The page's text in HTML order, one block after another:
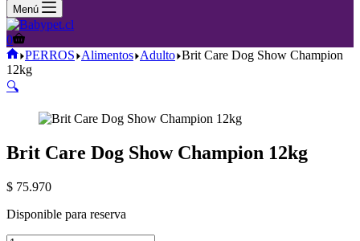
Menú
Carro
de
compra
0
Inicio
PERROS Alimentos Adulto Brit Care Dog Show Champion
12kg
🔍
Brit Care Dog Show Champion 12kg
$ 75.970
Disponible para reserva